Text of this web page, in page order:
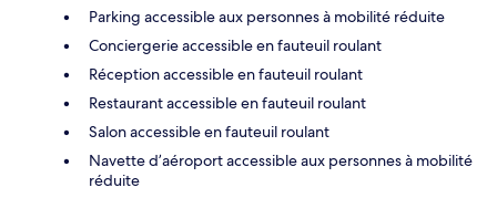
Parking accessible aux personnes à mobilité réduite
Conciergerie accessible en fauteuil roulant
Réception accessible en fauteuil roulant
Restaurant accessible en fauteuil roulant
Salon accessible en fauteuil roulant
Navette d’aéroport accessible aux personnes à mobilité
réduite